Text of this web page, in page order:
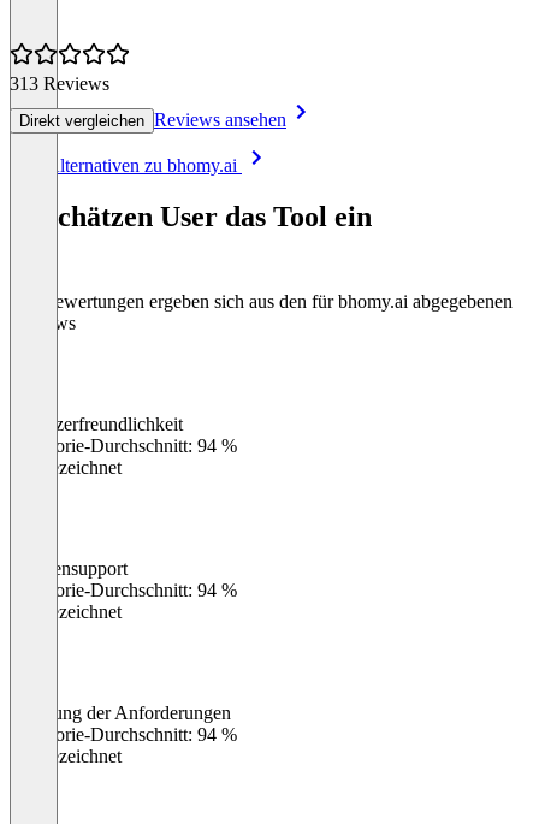
313 Reviews
Direkt vergleichen Reviews ansehen
Alle Alternativen zu bhomy.ai
So schätzen User das Tool ein
Die Bewertungen ergeben sich aus den für bhomy.ai abgegebenen
Reviews
Benutzerfreundlichkeit
Kategorie-Durchschnitt: 94 %
Ausgezeichnet
Kundensupport
Kategorie-Durchschnitt: 94 %
Ausgezeichnet
Erfüllung der Anforderungen
Kategorie-Durchschnitt: 94 %
Ausgezeichnet